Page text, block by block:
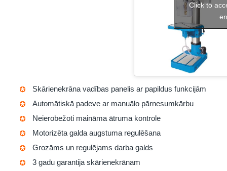
Click to
Skārienekrāna vadības panelis ar papildus funkcijām
Automātiskā padeve ar manuālo pārnesumkārbu
Neierobežoti maināma ātruma kontrole
Motorizēta galda augstuma regulēšana
Grozāms un regulējams darba galds
3 gadu garantija skārienekrānam